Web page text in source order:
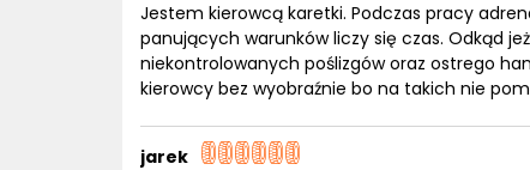
Jestem kierowcą karetki. Podczas pracy
panujących warunków liczy się czas. Odkąd
niekontrolowanych poślizgów oraz ostrego
kierowcy bez wyobraźnie bo na takich nie
jarek